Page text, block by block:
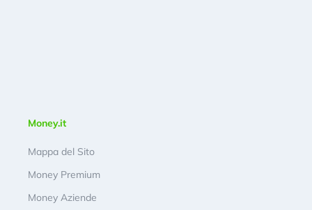
Money.it
Mappa del Sito
Money Premium
Money Aziende